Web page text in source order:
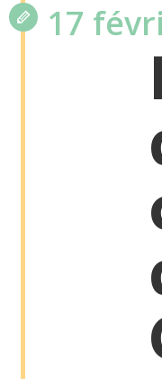
17